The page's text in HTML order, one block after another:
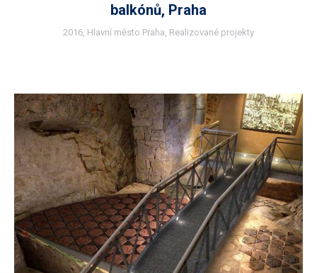
balkónů, Praha
2016 Hlavní město Praha Realizované projekty